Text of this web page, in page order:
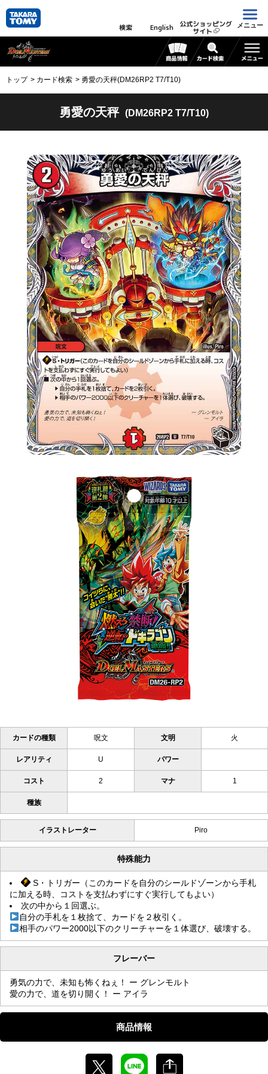
検索 English 公式ショッピング
サイト
メニュー
トップ カード検索 勇愛の天秤(DM26RP2 T7/T10)
勇愛の天秤 (DM26RP2 T7/T10)
カードの種類 呪文 文明 火
レアリティ U パワー
コスト 2 マナ 1
種族
イラストレーター Piro
特殊能力
S・トリガー（このカードを自分のシールドゾーンから手札
に加える時、コストを支払わずにすぐ実行してもよい）
次の中から１回選ぶ。
自分の手札を１枚捨て、カードを２枚引く。
相手のパワー2000以下のクリーチャーを１体選び、破壊する。
フレーバー
勇気の力で、未知も怖くねぇ！ ー グレンモルト
愛の力で、道を切り開く！ ー アイラ
商品情報